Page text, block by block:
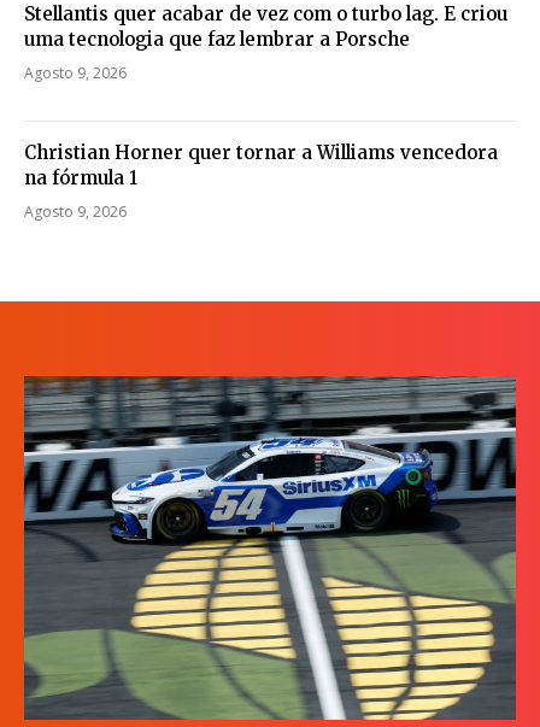
Stellantis quer acabar de vez com o turbo lag. E criou
uma tecnologia que faz lembrar a Porsche
Agosto 9, 2026
Christian Horner quer tornar a Williams vencedora
na fórmula 1
Agosto 9, 2026